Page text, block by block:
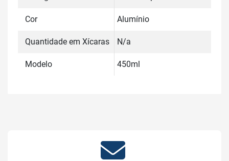
Cor Alumínio
Quantidade em Xícaras N/a
Modelo 450ml